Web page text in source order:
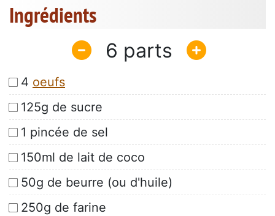
Ingrédients
6
4 oeufs
125g de sucre
1 pincée de sel
150ml de lait de coco
50g de beurre (ou d'huile)
250g de farine